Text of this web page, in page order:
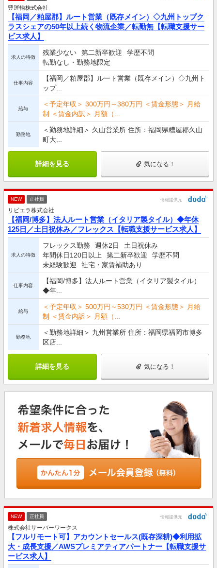
豊運輸株式会社
【福岡／粕屋郡】ルート営業（既存メイン）◇九州トップク
ラスシェアの50年以上続く物流企業／転勤無【転職支援サー
ビス求人】
求人の特徴
残業少ない 第二新卒歓迎
学歴不問
転勤なし・勤務地限定
仕事内容
【福岡／粕屋郡】ルート営業（既存メイン）◇九州ト
ップ...
給与
＜予定年収＞ 300万円～380万円 ＜賃金形態＞ 月給
制 ＜賃金内訳＞ 月額（...
勤務地
＜勤務地詳細＞ 久山営業所 住所：福岡県糟屋郡久山
町大...
詳細を見る 気になる！
NEW 正社員 情報提供元
リビエラ株式会社
【福岡/博多】法人ルート営業（イタリア製タイル）◆年休
125日／土日祝休み／フレックス【転職支援サービス求人】
求人の特徴
フレックス勤務 週休2日
土日祝休み
年間休日120日以上
第二新卒歓迎
学歴不問
未経験歓迎
社宅・家賃補助あり
仕事内容
【福岡/博多】法人ルート営業（イタリア製タイル）
◆年...
給与
＜予定年収＞ 500万円～530万円 ＜賃金形態＞ 月給
制 ＜賃金内訳＞ 月額（...
勤務地
＜勤務地詳細＞ 九州営業所 住所：福岡県福岡市博多
区店...
詳細を見る 気になる！
NEW 正社員 情報提供元
株式会社サーバーワークス
【フルリモート可】アカウントセールス(既存深耕)◆利用拡
大・成長支援／AWSプレミアティアパートナー【転職支援サ
ービス求人】